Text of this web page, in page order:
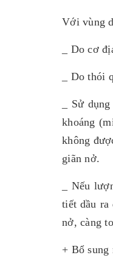
Với vùng
_ Do cơ
_ Do thói
_ Sử
khoáng
không
giãn nở.
_ Nếu
tiết dầu ra
nở, càng
+ Bổ sung